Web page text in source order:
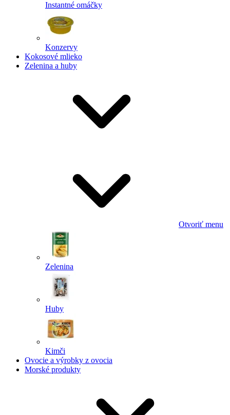
Instantné omáčky
Konzervy
Kokosové mlieko
Zelenina a huby
Otvoriť menu
Zelenina
Huby
Kimči
Ovocie a výrobky z ovocia
Morské produkty